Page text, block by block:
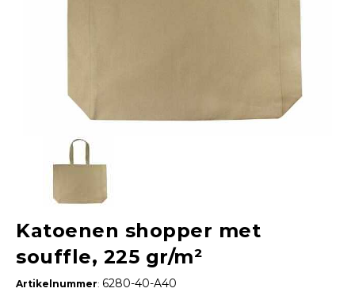
Katoenen shopper met
souffle, 225 gr/m²
Artikelnummer: 6280-40-A40